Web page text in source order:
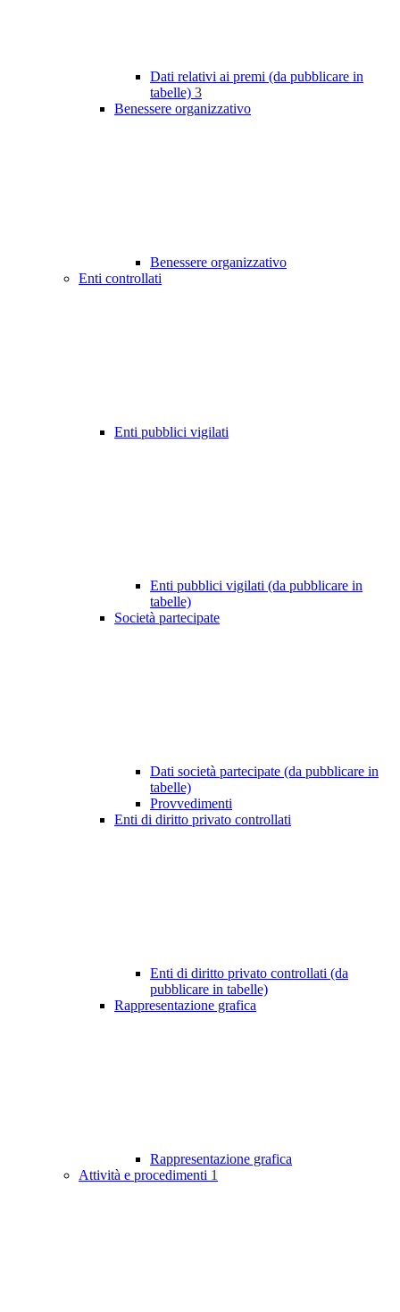
Dati relativi ai premi (da pubblicare in
tabelle) 3
Benessere organizzativo
Benessere organizzativo
Enti controllati
Enti pubblici vigilati
Enti pubblici vigilati (da pubblicare in
tabelle)
Società partecipate
Dati società partecipate (da pubblicare in
tabelle)
Provvedimenti
Enti di diritto privato controllati
Enti di diritto privato controllati (da
pubblicare in tabelle)
Rappresentazione grafica
Rappresentazione grafica
Attività e procedimenti 1